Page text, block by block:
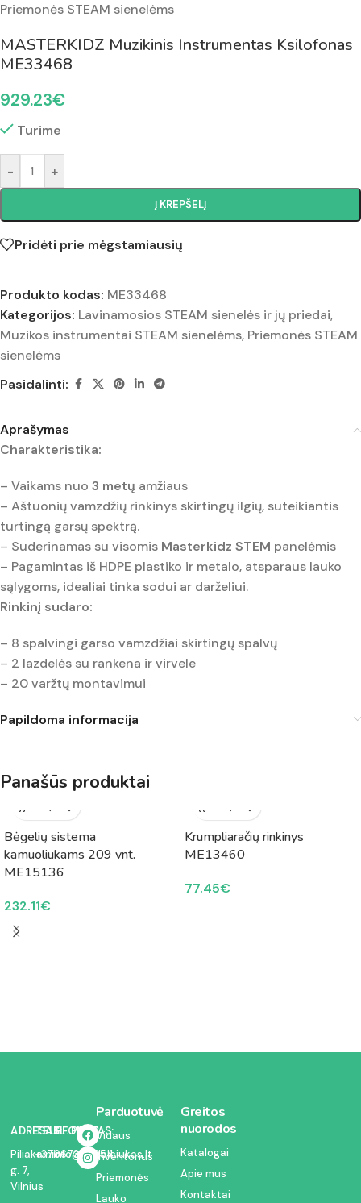
Priemonės STEAM sienelėms
MASTERKIDZ Muzikinis Instrumentas Ksilofonas
ME33468
929.23€
Turime
- +
Į KREPŠELĮ
Pridėti prie mėgstamiausių
Produkto kodas: ME33468
Kategorijos: Lavinamosios STEAM sienelės ir jų priedai,
Muzikos instrumentai STEAM sienelėms, Priemonės STEAM
sienelėms
Pasidalinti:
Aprašymas
Charakteristika:
– Vaikams nuo 3 metų amžiaus
– Aštuonių vamzdžių rinkinys skirtingų ilgių, suteikiantis
turtingą garsų spektrą.
– Suderinamas su visomis Masterkidz STEM panelėmis
– Pagamintas iš HDPE plastiko ir metalo, atsparaus lauko
sąlygoms, idealiai tinka sodui ar darželiui.
Rinkinį sudaro:
– 8 spalvingi garso vamzdžiai skirtingų spalvų
– 2 lazdelės su rankena ir virvele
– 20 varžtų montavimui
Papildoma informacija
Panašūs produktai
Bėgelių sistema
kamuoliukams 209 vnt.
ME15136
232.11€
Krumpliaračių rinkinys
ME13460
77.45€
ADRESAS:
Piliakalnio
g. 7,
Vilnius
TELEFONAS:
+37067350054
EL. PAŠTAS:
info@kodelciukas.lt
Parduotuvė
Vidaus
inventorius
Priemonės
Lauko
Greitos
nuorodos
Katalogai
Apie mus
Kontaktai